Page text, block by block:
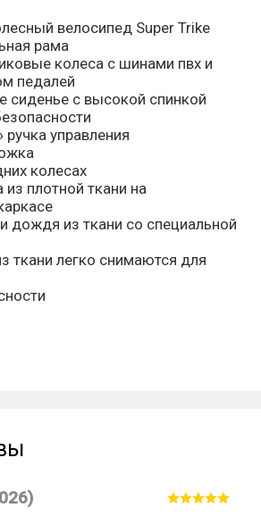
велосипед Super Trike
рама
колеса с шинами пвх и
педалей
сиденье с высокой спинкой
ручка управления
колесах
плотной ткани на
дождя из ткани со специальной
ткани легко снимаются для